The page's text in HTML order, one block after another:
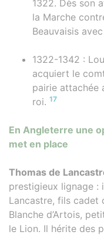
1322. Dès son
la Marche
Beauvaisis
1322-1342 :
acquiert le
pairie attachée
roi. 17
En Angleterre une
met en place
Thomas de
prestigieux lignage :
Lancastre, fils cadet
Blanche d’Artois,
le Lion. Il hérite des